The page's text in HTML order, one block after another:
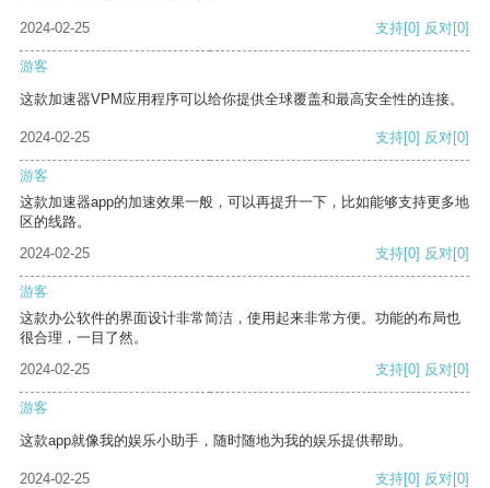
2024-02-25 支持[0] 反对[0]
游客
这款加速器VPM应用程序可以给你提供全球覆盖和最高安全性的连接。
2024-02-25 支持[0] 反对[0]
游客
这款加速器app的加速效果一般，可以再提升一下，比如能够支持更多地
区的线路。
2024-02-25
支持[0] 反对[0]
游客
这款办公软件的界面设计非常简洁，使用起来非常方便。功能的布局也
很合理，一目了然。
2024-02-25
支持[0] 反对[0]
游客
这款app就像我的娱乐小助手，随时随地为我的娱乐提供帮助。
2024-02-25 支持[0] 反对[0]